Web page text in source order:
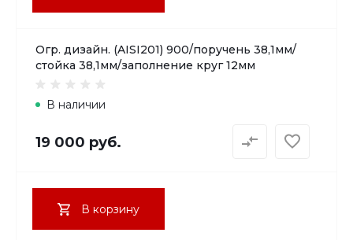
Огр. дизайн. (AISI201) 900/поручень 38,1мм/
стойка 38,1мм/заполнение круг 12мм
В наличии
19 000 руб.
В корзину